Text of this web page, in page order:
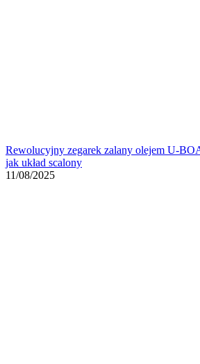
Rewolucyjny zegarek zalany olejem U-
jak układ scalony
11/08/2025